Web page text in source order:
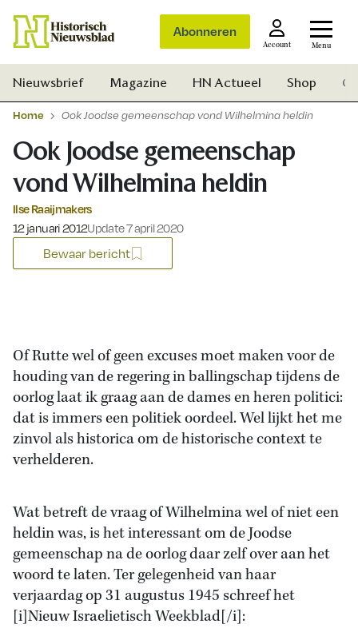
Abonneren
Account Menu
Nieuwsbrief Magazine HN Actueel Shop
Home Ook Joodse gemeenschap vond Wilhelmina heldin
Ook Joodse gemeenschap
vond Wilhelmina heldin
Ilse Raaijmakers
Gepubliceerd op:
12 januari 2012Update 7 april 2020
Bewaar bericht
Of Rutte wel of geen excuses moet maken voor de
houding van de regering in ballingschap tijdens de
oorlog laat ik graag aan de dames en heren politici:
dat is immers een politiek oordeel. Wel lijkt het me
zinvol als historica om de historische context te
verhelderen.
Wat betreft de vraag of Wilhelmina wel of niet een
heldin was, is het interessant om de Joodse
gemeenschap na de oorlog daar zelf over aan het
woord te laten. Ter gelegenheid van haar
verjaardag op 31 augustus 1945 schreef het
[i]Nieuw Israelietisch Weekblad[/i]: